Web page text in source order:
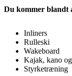
Du kommer blandt
Inliners
Rulleski
Wakeboard
Kajak, kano
Styrketræning